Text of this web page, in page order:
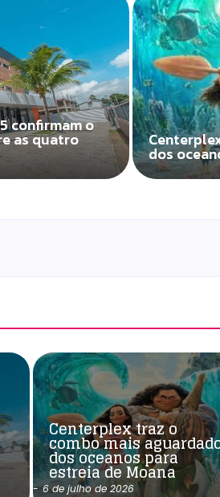
confirmam o
as quatro
dos
Centerplex traz o
combo mais
dos oceanos para
estreia de Moana
- 6 de julho de 2026